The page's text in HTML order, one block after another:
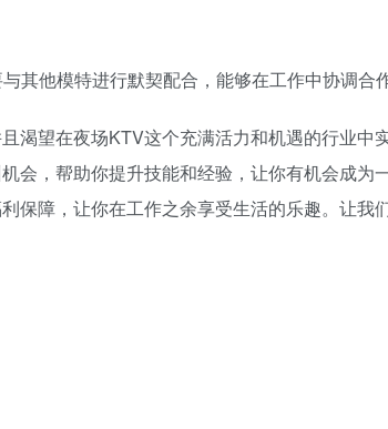
其他模特进行默契配合，能够在工作中协调合
渴望在夜场KTV这个充满活力和机遇的行业中
会，帮助你提升技能和经验，让你有机会成为
保障，让你在工作之余享受生活的乐趣。让我